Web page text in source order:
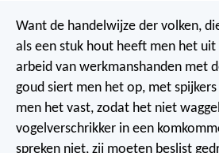
Want de handelwijze der volken,
als een stuk hout heeft men het
arbeid van werkmanshanden met
goud siert men het op, met
men het vast, zodat het niet
vogelverschrikker in een
spreken niet, zij moeten beslist